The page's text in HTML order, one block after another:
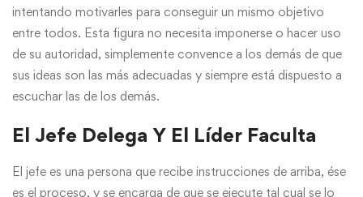
intentando motivarles para conseguir un mismo objetivo
entre todos. Esta figura no necesita imponerse o hacer uso
de su autoridad, simplemente convence a los demás de que
sus ideas son las más adecuadas y siempre está dispuesto a
escuchar las de los demás.
El Jefe Delega Y El Líder Faculta
El jefe es una persona que recibe instrucciones de arriba, ése
es el proceso, y se encarga de que se ejecute tal cual se lo